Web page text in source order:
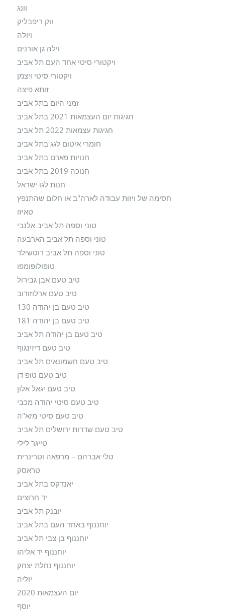
וונג
ווק ריפבליק
ויולה
וילה גן אורנים
ויקטורי סיטי אחד העם תל אביב
ויקטורי סיטי ויצמן
זותא פיצה
זמני היום בתל אביב
חגיגות יום העצמאות 2021 בתל אביב
חגיגות עצמאות 2022 תל אביב
חומרי איטום לגג בתל אביב
חנויות פארם בתל אביב
חנוכה 2019 בתל אביב
חנות לגו ישראל
חסימה של ויזות עבודה לארה"ב או חלום שהתנפץ
טאיזו
טוני וספה תל אביב אלנבי
טוני וספה תל אביב הארבעה
טוני וספה תל אביב רוטשילד
טופולופומפו
טיב טעם אבן גבירול
טיב טעם ארלוזורוב
טיב טעם בן יהודה 130
טיב טעם בן יהודה 181
טיב טעם בן יהודה תל אביב
טיב טעם דיזינגוף
טיב טעם חשמונאים תל אביב
טיב טעם טופ דן
טיב טעם יגאל אלון
טיב טעם סיטי יהודה מכבי
טיב טעם סיטי מזא"ה
טיב טעם שדרות ירושלים תל אביב
טייגר לילי
טלי אברהם – מרפאה וטרינרית
טראסק
יאנדקס בתל אביב
יד חרוצים
יובנק תל אביב
יוחננוף באחד העם בתל אביב
יוחננוף בן צבי תל אביב
יוחננוף יד אליהו
יוחננוף נחלת יצחק
יוליה
יום העצמאות 2020
יוסף